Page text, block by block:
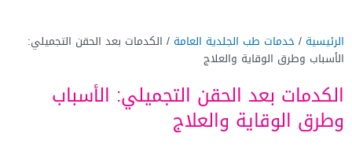
الرئيسية / خدمات طب الجلدية العامة / الكدمات بعد الحقن التجميلي:
الأسباب وطرق الوقاية والعلاج
الكدمات بعد الحقن التجميلي: الأسباب
وطرق الوقاية والعلاج